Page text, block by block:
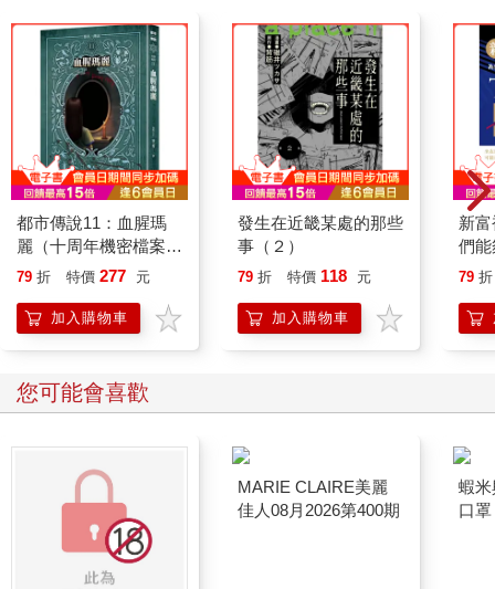
都市傳說11：血腥瑪
麗（十周年機密檔案限
量典藏版）
79 折 特價 277 元
加入購物車
發生在近畿某處的那些
事（２）
79 折 特價 118 元
加入購物車
新
們
億
79 折
您可能會喜歡
MARIE CLAIRE美麗
佳人08月2026第400期
蝦
口